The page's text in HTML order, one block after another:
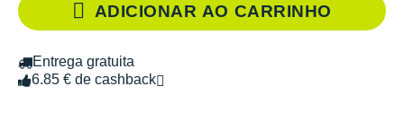
ADICIONAR AO CARRINHO
Entrega gratuita
6.85 € de cashback